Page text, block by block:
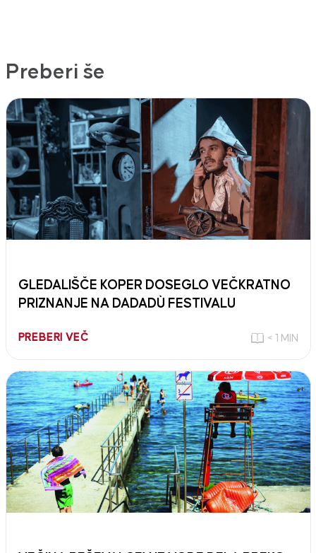
Preberi še
GLEDALIŠČE KOPER DOSEGLO VEČKRATNO
PRIZNANJE NA DADADÙ FESTIVALU
PREBERI VEČ < 1 MIN